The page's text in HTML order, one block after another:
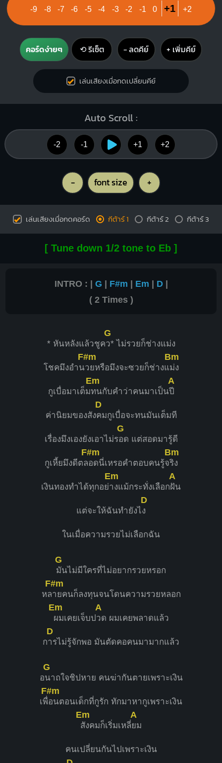
-9 -8 -7 -6 -5 -4 -3 -2 -1 0 +1 +2
คอร์ดง่ายๆ ⟲ รีเซ็ต − ลดคีย์ + เพิ่มคีย์
เล่นเสียงเมื่อกดเปลี่ยนคีย์
Auto Scroll :
-2 -1 +1 +2
- font size +
เล่นเสียงเมื่อกดคอร์ด กีต้าร์ 1 กีต้าร์ 2 กีต้าร์ 3
[ Tune down 1/2 tone to Eb ]
INTRO : | G | F#m | Em | D|
( 2 Times )
* หันหลังแล้วชูค
G
ว* ไม่รวยก็ช่างแม่ง
โชคมึงอำน
F#m
วยหรือมึงจะซวยก็ช่างแ
Bm
ม่ง
กูเบื่อมาเต็ม
Em
ทนกับคำว่าคนมาเป็น
A
ปี
ค่านิยมของสัง
D
คมกูเบื่อจะทนมันเต็มที
เรื่องมึงเองยังเอาไม่ร
G
อด แต่สอดมารู้ดี
กูเหี้ยมึงดีตล
F#m
อดนี่เหรอคำตอบคนรู้จ
Bm
ริง
เงินทองทำได้ทุกอย่
Em
างแม้กระทั่งเลือก
A
ฝัน
แต่จะให้ฉันทำยังไ
D
ง
ในเมื่อความรวยไม่เลือกฉัน
G
มันไม่มีใครที่ไม่อยากรวยหรอก
หล
F#m
ายคนก็ลงทุนจนโดนความรวยหลอก
Em
ผมเคยเจ็บป
A
วด ผมเคยพลาดแล้ว
ก
D
ารไม่รู้จักพอ มันตัดคอคนมามากแล้ว
อ
G
นาถใจชิปหาย คนฆ่ากันตายเพราะเงิน
เพื่
F#m
อนตอนเด็กที่กูรัก ทักมาหากูเพราะเงิน
Em
สังคมก็เริ่มเหลี่
A
ยม
คนเปลี่ยนกันไปเพราะเงิน